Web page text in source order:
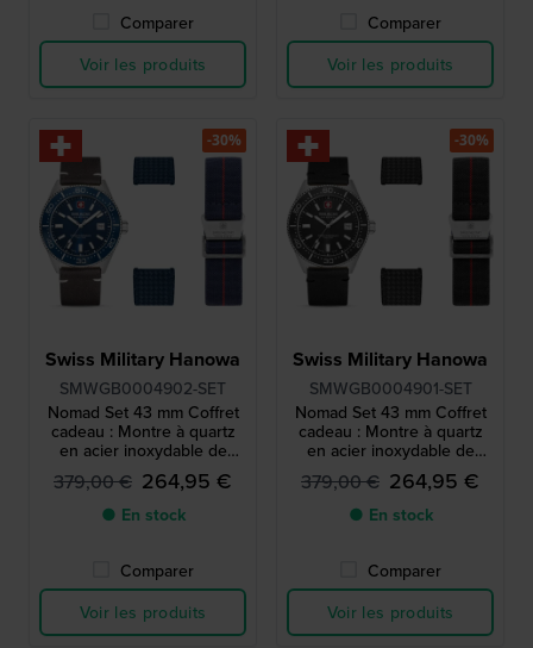
Comparer
Voir les produits
Comparer
Voir les produits
Swiss Military Hanowa
SMWGB0004902-SET
Nomad Set 43 mm Coffret
cadeau : Montre à quartz
en acier inoxydable de
fabrication suisse avec
deux bracelets
supplémentaires
379,00 € 264,95 €
● En stock
Comparer
Voir les produits
-30%
Swiss Military Hanowa
SMWGB0004901-SET
Nomad Set 43 mm Coffret
cadeau : Montre à quartz
en acier inoxydable de
fabrication suisse avec
deux bracelets
supplémentaires
379,00 € 264,95 €
● En stock
Comparer
Voir les produits
-30%